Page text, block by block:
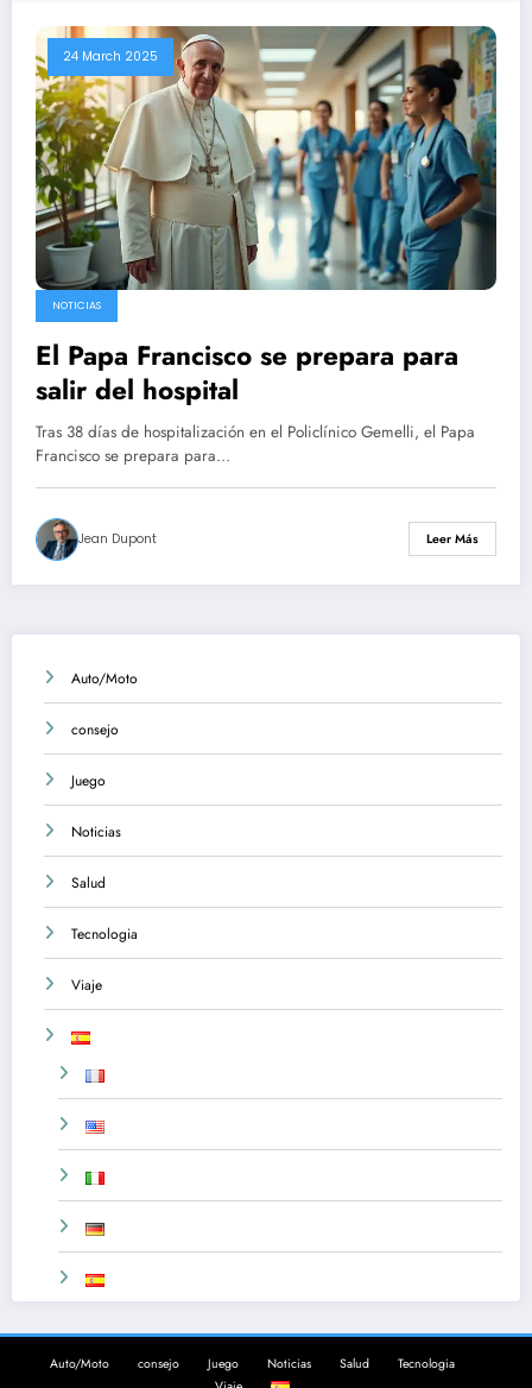
24 March 2025
NOTICIAS
El Papa Francisco se prepara para
salir del hospital
Tras 38 días de hospitalización en el Policlínico Gemelli, el Papa
Francisco se prepara para…
Jean Dupont Leer Más
Auto/Moto
consejo
Juego
Noticias
Salud
Tecnologia
Viaje
Auto/Moto consejo Juego Noticias Salud
Tecnologia